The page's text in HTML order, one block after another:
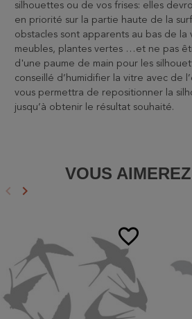
silhouettes ou de vos frises: elles
en priorité sur la partie haute de la
obstacles sont apparents au bas de la
meubles, plantes vertes …et ne pas
d'une paume de main pour les
conseillé d’humidifier la vitre avec de
vous permettra de repositionner la
jusqu’à obtenir le résultat souhaité.
VOUS
Précédent
keyboard_arrow_left Suivant
keyboard_arrow_right
favorite_border